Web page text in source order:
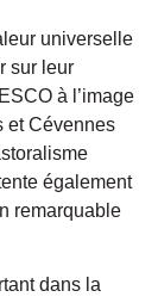
universelle
sur leur
à l’image
et Cévennes
également
remarquable
dans la